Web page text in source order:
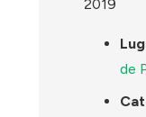
2019
de